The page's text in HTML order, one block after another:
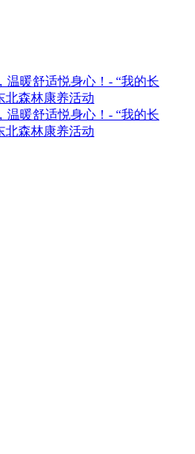
温暖舒适悦身心！- “我的长
北森林康养活动
温暖舒适悦身心！- “我的长
北森林康养活动